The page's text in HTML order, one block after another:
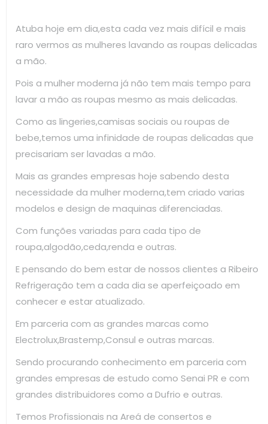
Atuba hoje em dia,esta cada vez mais difícil e mais
raro vermos as mulheres lavando as roupas delicadas
a mão.
Pois a mulher moderna já não tem mais tempo para
lavar a mão as roupas mesmo as mais delicadas.
Como as lingeries,camisas sociais ou roupas de
bebe,temos uma infinidade de roupas delicadas que
precisariam ser lavadas a mão.
Mais as grandes empresas hoje sabendo desta
necessidade da mulher moderna,tem criado varias
modelos e design de maquinas diferenciadas.
Com funções variadas para cada tipo de
roupa,algodão,ceda,renda e outras.
E pensando do bem estar de nossos clientes a Ribeiro
Refrigeração tem a cada dia se aperfeiçoado em
conhecer e estar atualizado.
Em parceria com as grandes marcas como
Electrolux,Brastemp,Consul e outras marcas.
Sendo procurando conhecimento em parceria com
grandes empresas de estudo como Senai PR e com
grandes distribuidores como a Dufrio e outras.
Temos Profissionais na Areá de consertos e